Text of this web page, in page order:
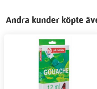
Andra kunder köpte